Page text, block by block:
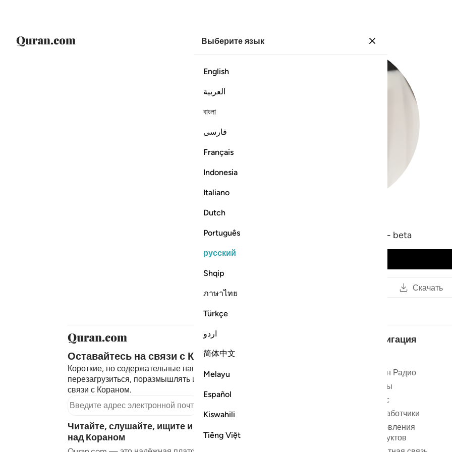
Выберите язык
English
العربية
বাংলা
فارسی
Français
Indonesia
Italiano
Dutch
Português
русский
Shqip
ภาษาไทย
Türkçe
اردو
简体中文
Melayu
Español
Kiswahili
Tiếng Việt
Abdullah Hamad Abu Sharida - beta
Скачать
Оставайтесь на связи с Кораном ❤️
Короткие, но содержательные напоминания, чтобы
перезагрузиться, поразмышлять и оставаться на
связи с Кораном.
Читайте, слушайте, ищите и размышляйте
над Кораном
Навигация
Коран Радио
Чтецы
О нас
Разработчики
Обновления
продуктов